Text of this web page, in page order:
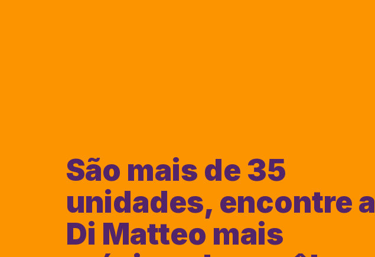
São mais de 35
unidades, encontre a
Di Matteo mais